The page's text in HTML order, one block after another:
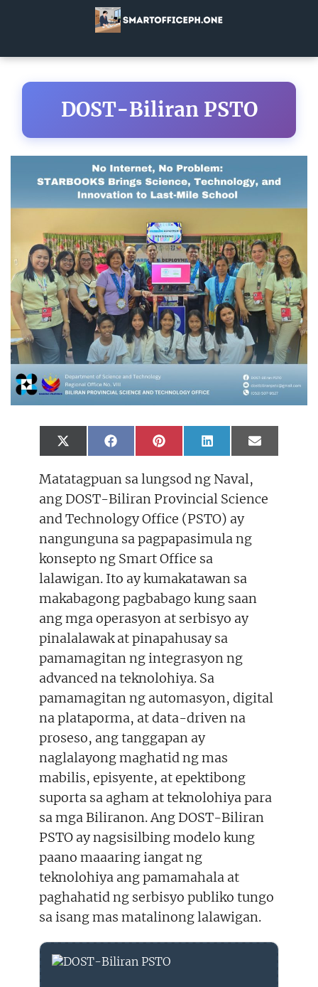
DOST-Biliran PSTO
Share
on
X
(
w
i
t
t
e
r
)
Share
on
F
a
e
b
o
o
k
Share
on
P
i
t
r
e
s
t
Share
on
L
i
k
e
d
I
n
Share
on
E
m
Matatagpuan sa lungsod ng Naval,
ang DOST-Biliran Provincial Science
and Technology Office (PSTO) ay
nangunguna sa pagpapasimula ng
konsepto ng Smart Office sa
lalawigan. Ito ay kumakatawan sa
makabagong pagbabago kung saan
ang mga operasyon at serbisyo ay
pinalalawak at pinapahusay sa
pamamagitan ng integrasyon ng
advanced na teknolohiya. Sa
pamamagitan ng automasyon, digital
na plataporma, at data-driven na
proseso, ang tanggapan ay
naglalayong maghatid ng mas
mabilis, episyente, at epektibong
suporta sa agham at teknolohiya para
sa mga Biliranon. Ang DOST-Biliran
PSTO ay nagsisilbing modelo kung
paano maaaring iangat ng
teknolohiya ang pamamahala at
paghahatid ng serbisyo publiko tungo
sa isang mas matalinong lalawigan.